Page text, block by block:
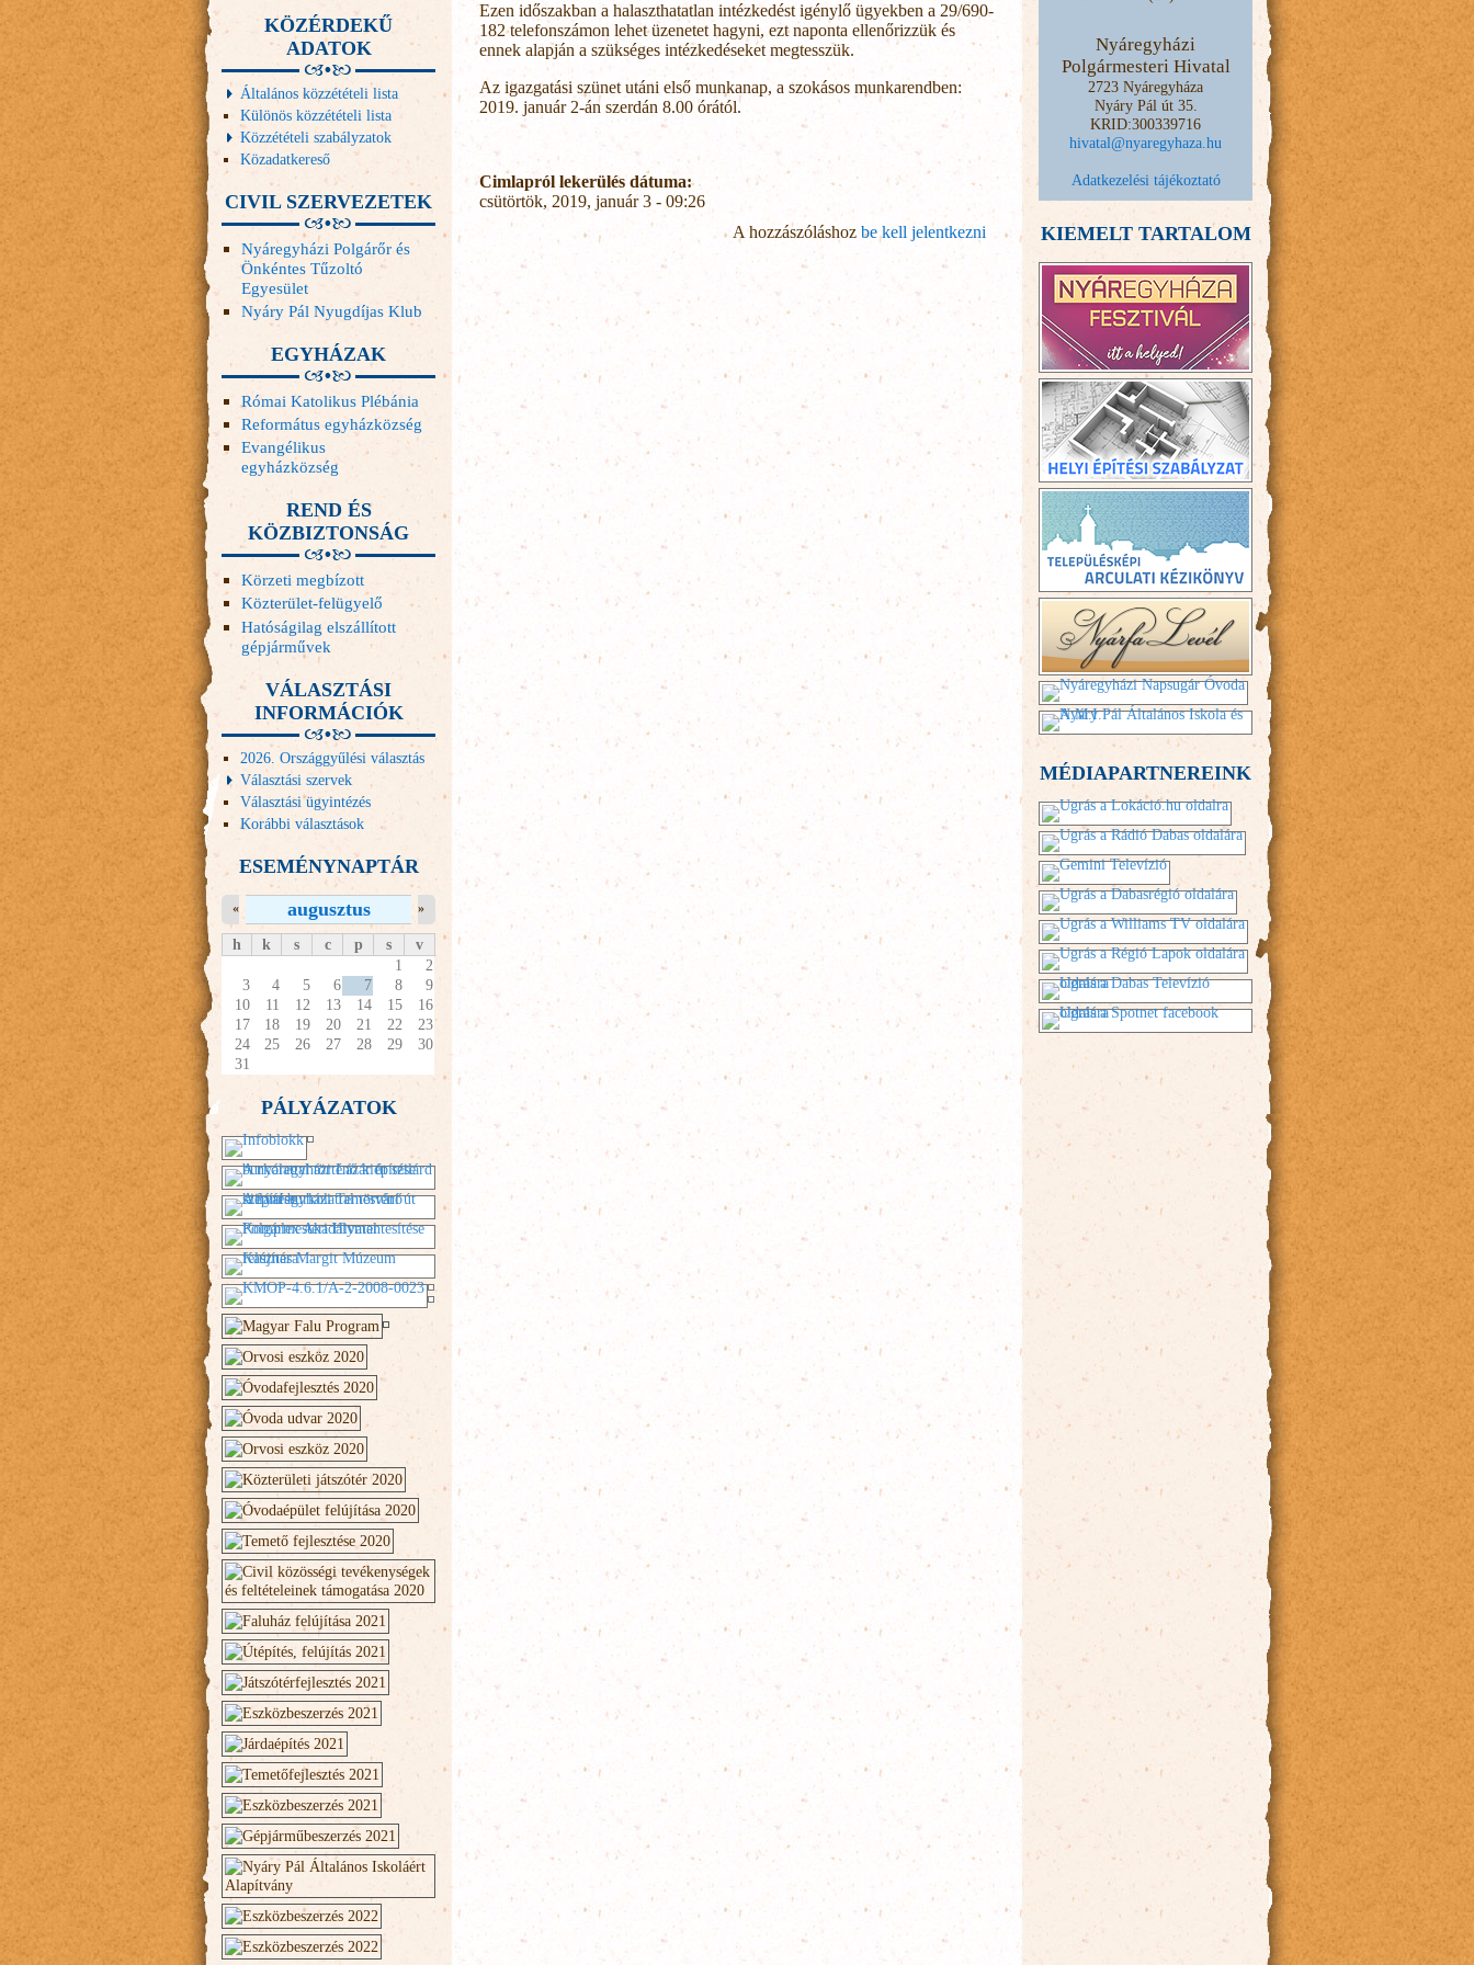
Ezen időszakban a halaszthatatlan intézkedést igénylő ügyekben a 29/690-
182 telefonszámon lehet üzenetet hagyni, ezt naponta ellenőrizzük és
ennek alapján a szükséges intézkedéseket megtesszük.
Az igazgatási szünet utáni első munkanap, a szokásos munkarendben:
2019. január 2-án szerdán 8.00 órától.
Cimlapról lekerülés dátuma:
csütörtök, 2019, január 3 - 09:26
A hozzászóláshoz be kell jelentkezni
KÖZÉRDEKŰ
ADATOK
Általános közzétételi lista
Különös közzétételi lista
Közzétételi szabályzatok
Közadatkereső
CIVIL SZERVEZETEK
Nyáregyházi Polgárőr és
Önkéntes Tűzoltó
Egyesület
Nyáry Pál Nyugdíjas Klub
EGYHÁZAK
Római Katolikus Plébánia
Református egyházközség
Evangélikus
egyházközség
REND ÉS
KÖZBIZTONSÁG
Körzeti megbízott
Közterület-felügyelő
Hatóságilag elszállított
gépjárművek
VÁLASZTÁSI
INFORMÁCIÓK
2026. Országgyűlési választás
Választási szervek
Választási ügyintézés
Korábbi választások
ESEMÉNYNAPTÁR
augusztus
« »
h k s c p s
v
1
2
3
4 5 6 7 8
9
10
11 12 13 14 15
16
17
18 19 20 21 22
23
24
25 26 27 28 29
30
31
PÁLYÁZATOK
Nyáregyházi
Polgármesteri Hivatal
2723 Nyáregyháza
Nyáry Pál út 35.
KRID:300339716
hivatal@nyaregyhaza.hu
Adatkezelési tájékoztató
KIEMELT TARTALOM
MÉDIAPARTNEREINK